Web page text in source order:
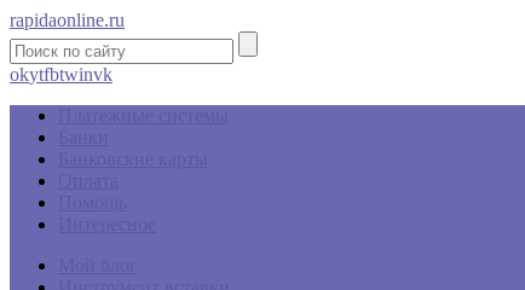
rapidaonline.ru
okytfbtwinvk